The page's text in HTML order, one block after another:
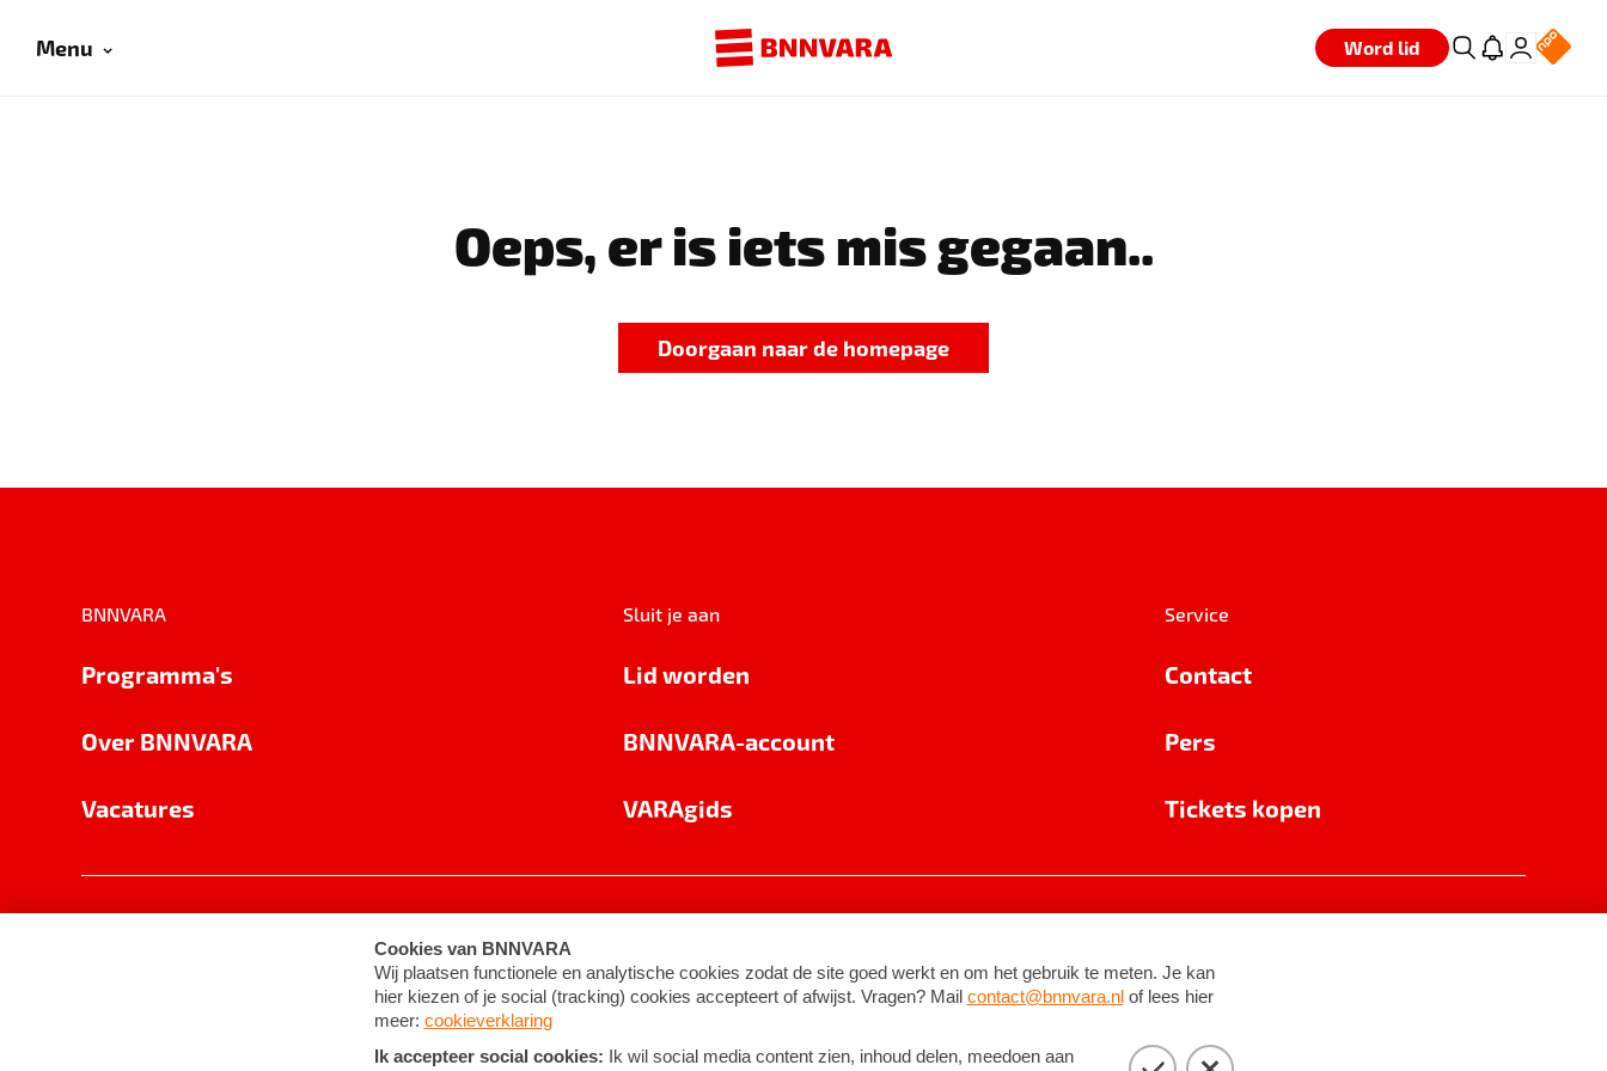
Menu Word lid
Oeps, er is iets mis gegaan..
Doorgaan naar de homepage
BNNVARA
Programma's
Over BNNVARA
Vacatures
Sluit je aan
Lid worden
BNNVARA-account
VARAgids
Service
Contact
Pers
Tickets kopen
Cookie-instellingen Algemene voorwaarden ©2026BNNVARA